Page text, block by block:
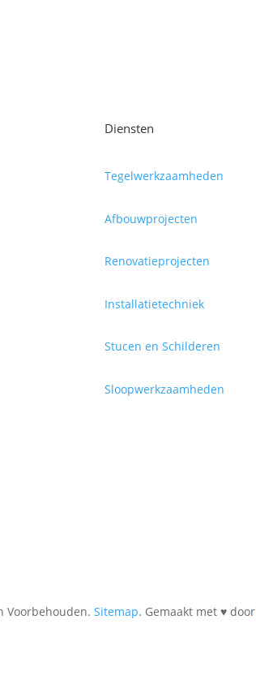
Diensten
Tegelwerkzaamheden
Afbouwprojecten
Renovatieprojecten
Installatietechniek
Stucen en Schilderen
Sloopwerkzaamheden
Voorbehouden. Sitemap. Gemaakt met ♥ door